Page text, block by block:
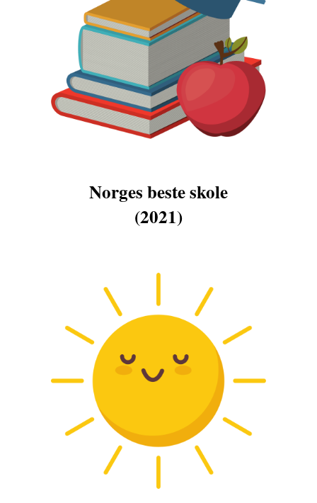
Norges beste skole
(2021)